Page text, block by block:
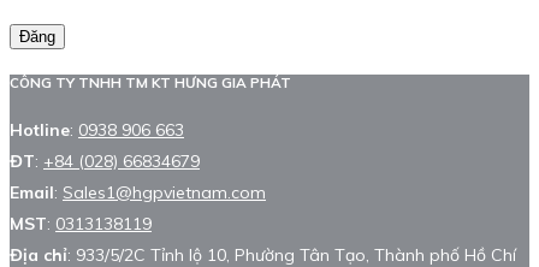
Đăng
CÔNG TY TNHH TM KT HƯNG GIA PHÁT
Hotline: 0938 906 663
ĐT: +84 (028) 66834679
Email: Sales1@hgpvietnam.com
MST: 0313138119
Địa chỉ: 933/5/2C Tỉnh lộ 10, Phường Tân Tạo, Thành phố Hồ Chí